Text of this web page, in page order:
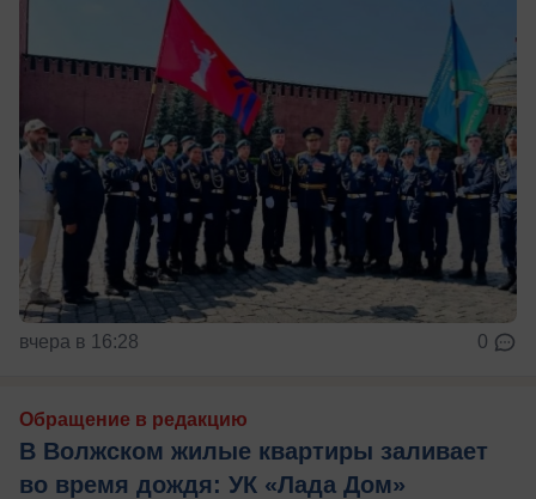
вчера в 16:28 0
Обращение в редакцию
В Волжском жилые квартиры заливает
во время дождя: УК «Лада Дом»